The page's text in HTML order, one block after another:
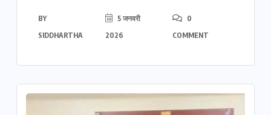
BY
SIDDHARTHA
5 जनवरी
2026
0
COMMENT